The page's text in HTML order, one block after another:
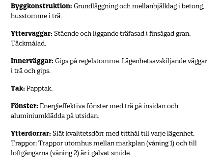
Byggkonstruktion: Grundläggning och mellanbjälklag i betong,
husstomme i trä.
Ytterväggar: Stående och liggande träfasad i finsågad gran.
Täckmålad.
Innerväggar: Gips på regelstomme. Lägenhetsavskiljande väggar
i trä och gips.
Tak: Papptak.
Fönster: Energieffektiva fönster med trä på insidan och
aluminiumklädda på utsidan.
Ytterdörrar: Slät kvalitetsdörr med titthål till varje lägenhet.
Trappor: Trappor utomhus mellan markplan (våning 1) och till
loftgångarna (våning 2) är i galvat smide.